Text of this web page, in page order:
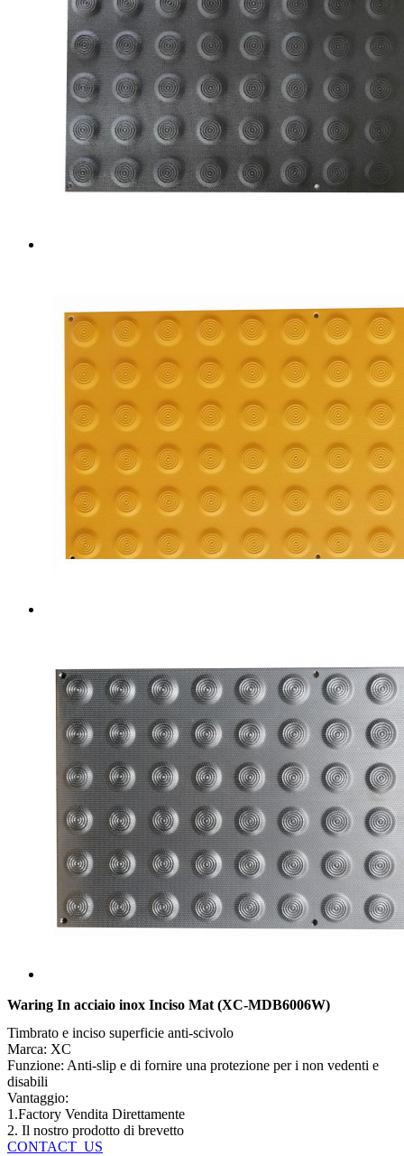
Waring In acciaio inox Inciso Mat (XC-MDB6006W)
Timbrato e inciso superficie anti-scivolo
Marca: XC
Funzione: Anti-slip e di fornire una protezione per i non vedenti e
disabili
Vantaggio:
1.Factory Vendita Direttamente
2. Il nostro prodotto di brevetto
CONTACT_US